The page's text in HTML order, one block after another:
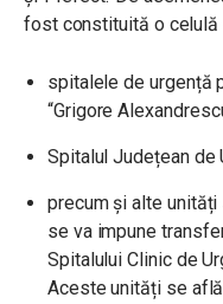
fost constituită o celulă
spitalele de urgență
“Grigore
Spitalul Județean de
precum și alte unități
se va impune
Spitalului Clinic de
Aceste unități se